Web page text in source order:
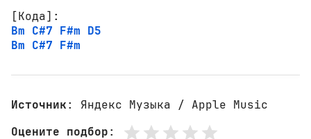
[Кода]:
Bm C#7 F#m D5
Bm C#7 F#m
Источник: Яндекс Музыка / Apple Music
Оцените подбор: